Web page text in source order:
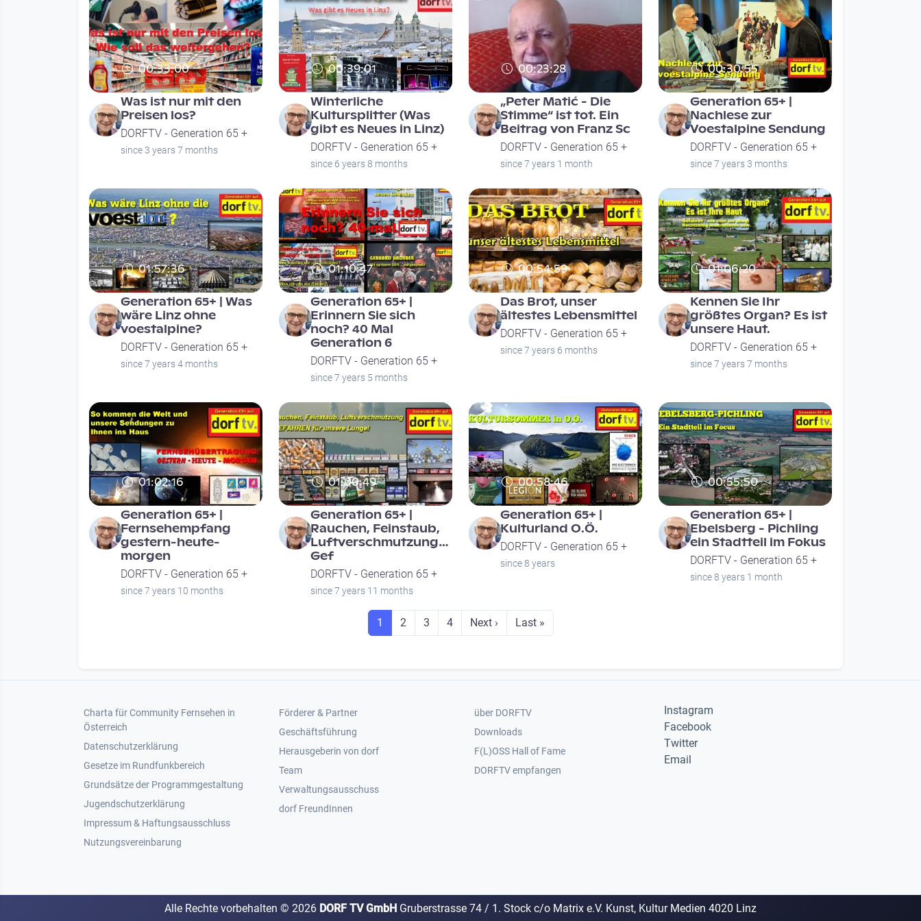
00:33:00
Was ist nur mit den
Preisen los?
DORFTV - Generation 65 +
since 3 years 7 months
00:39:01
Winterliche
Kultursplitter (Was
gibt es Neues in Linz)
DORFTV - Generation 65 +
since 6 years 8 months
00:23:28
„Peter Matić - Die
Stimme“ ist tot. Ein
Beitrag von Franz Sc
DORFTV - Generation 65 +
since 7 years 1 month
00:30:55
Generation 65+ |
Nachlese zur
Voestalpine Sendung
DORFTV - Generation 65 +
since 7 years 3 months
01:57:36
Generation 65+ | Was
wäre Linz ohne
voestalpine?
DORFTV - Generation 65 +
since 7 years 4 months
01:10:47
Generation 65+ |
Erinnern Sie sich
noch? 40 Mal
Generation 6
DORFTV - Generation 65 +
since 7 years 5 months
00:54:59
Das Brot, unser
ältestes Lebensmittel
DORFTV - Generation 65 +
since 7 years 6 months
01:06:20
Kennen Sie Ihr
größtes Organ? Es ist
unsere Haut.
DORFTV - Generation 65 +
since 7 years 7 months
01:02:16
Generation 65+ |
Fernsehempfang
gestern-heute-
morgen
DORFTV - Generation 65 +
since 7 years 10 months
01:00:49
Generation 65+ |
Rauchen, Feinstaub,
Luftverschmutzung…
Gef
DORFTV - Generation 65 +
since 7 years 11 months
00:58:46
Generation 65+ |
Kulturland O.Ö.
DORFTV - Generation 65 +
since 8 years
00:55:50
Generation 65+ |
Ebelsberg - Pichling
ein Stadtteil im Fokus
DORFTV - Generation 65 +
since 8 years 1 month
Seite
1 Seite
2 Seite
3 Seite
4 Next page
Next › Last page
Last »
Footer 1
Charta für Community Fernsehen in
Österreich
Datenschutzerklärung
Gesetze im Rundfunkbereich
Grundsätze der Programmgestaltung
Jugendschutzerklärung
Impressum & Haftungsausschluss
Nutzungsvereinbarung
Footer 2
Förderer & Partner
Geschäftsführung
Herausgeberin von dorf
Team
Verwaltungsausschuss
dorf FreundInnen
Footer 3
über DORFTV
Downloads
F(L)OSS Hall of Fame
Footer 4
DORFTV empfangen
Instagram
Facebook
Twitter
Email
Alle Rechte vorbehalten © 2026 DORF TV GmbH Gruberstrasse 74 / 1. Stock c/o Matrix e.V. Kunst, Kultur Medien 4020 Linz